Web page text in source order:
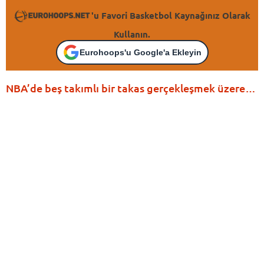
'u Favori Basketbol Kaynağınız Olarak
Kullanın.
Eurohoops'u Google'a Ekleyin
NBA’de beş takımlı bir takas gerçekleşmek üzere…